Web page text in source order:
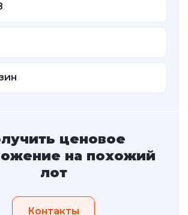
ценовое
на похожий
лот
Контакты